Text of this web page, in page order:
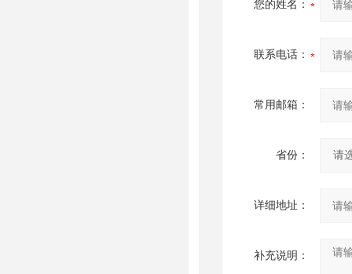
您的姓名：
联系电话：
常用邮箱：
省份：
详细地址：
补充说明：